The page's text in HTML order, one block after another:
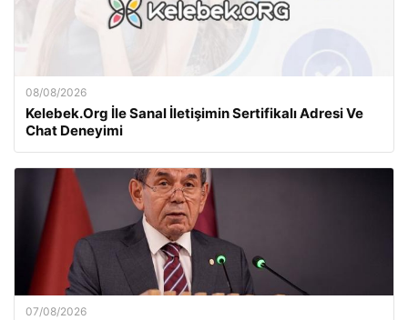
08/08/2026
Kelebek.Org İle Sanal İletişimin Sertifikalı Adresi Ve
Chat Deneyimi
07/08/2026